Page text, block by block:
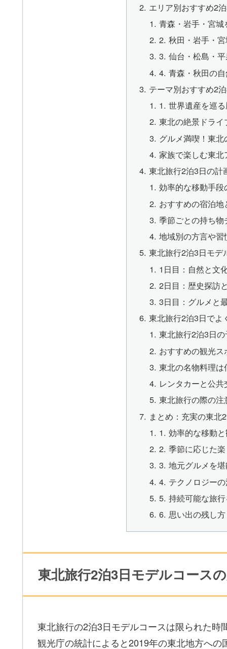
エリア別おすすめ2
青森・岩手・宮
2. 秋田・岩手・
3. 仙台・松島・
4. 青森・秋田の
テーマ別おすすめ2
1. 世界遺産を巡
東北の絶景ドライ
グルメ満喫！東
家族で楽しむ東
東北旅行2泊3日の計
効率的な移動手段
おすすめの宿泊地
季節ごとの持ち
地域別の方言や習
東北旅行2泊3日モデ
1日目：自然と文
2日目：歴史探訪
3日目：グルメと
東北旅行2泊3日でよ
東北旅行2泊3日
おすすめの観光
東北の名物料理は
レンタカーと公
東北旅行の際の注
まとめ：充実の東北
1. 効率的な移動
2. 季節に応じた
3. 地元グルメを
4. テクノロジー
5. 持続可能な旅
6. 思い出の残し方
東北旅行2泊3日モデルコース
東北旅行の2泊3日モデルコースは限られた
観光庁の統計によると2019年の東北地方へ